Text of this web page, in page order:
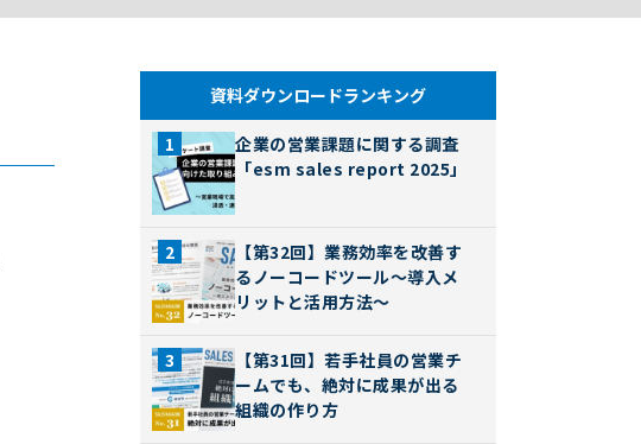
資料ダウンロードランキング
企業の営業課題に関する調査
「esm sales report 2025」
【第32回】業務効率を改善す
るノーコードツール～導入メ
リットと活用方法～
【第31回】若手社員の営業チ
ームでも、絶対に成果が出る
組織の作り方